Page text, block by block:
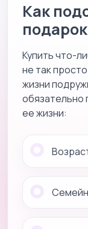
Как
Купить что-
не так
жизни
обязательно
ее жизни: